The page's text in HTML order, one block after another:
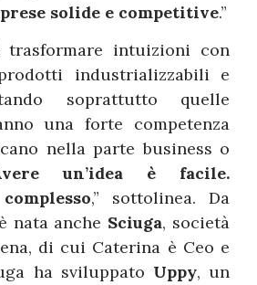
solide e competitive.”
intuizioni con
industrializzabili e
soprattutto quelle
una forte competenza
nella parte business o
un’idea è facile.
,” sottolinea. Da
nata anche Sciuga, società
di cui Caterina è Ceo e
ha sviluppato Uppy, un